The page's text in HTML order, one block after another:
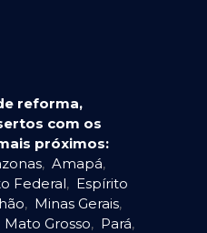
reforma,
com os
próximos:
, Amapá,
Federal, Espírito
, Minas Gerais,
Mato Grosso, Pará,